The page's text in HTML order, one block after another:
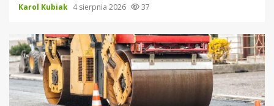
Karol Kubiak 4 sierpnia 2026 37